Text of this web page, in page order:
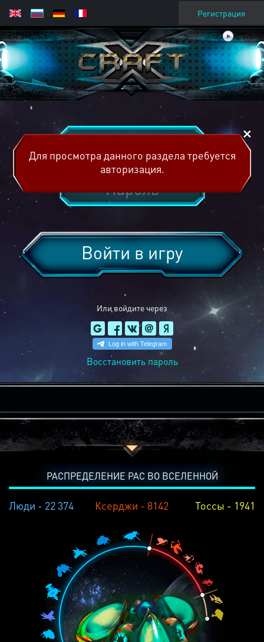
Регистрация
Или войдите через
Войти в игру
Восстановить пароль
Для просмотра данного раздела требуется
авторизация.
РАСПРЕДЕЛЕНИЕ РАС ВО ВСЕЛЕННОЙ
Люди - 22 374 Ксерджи - 8142 Тоссы - 1941